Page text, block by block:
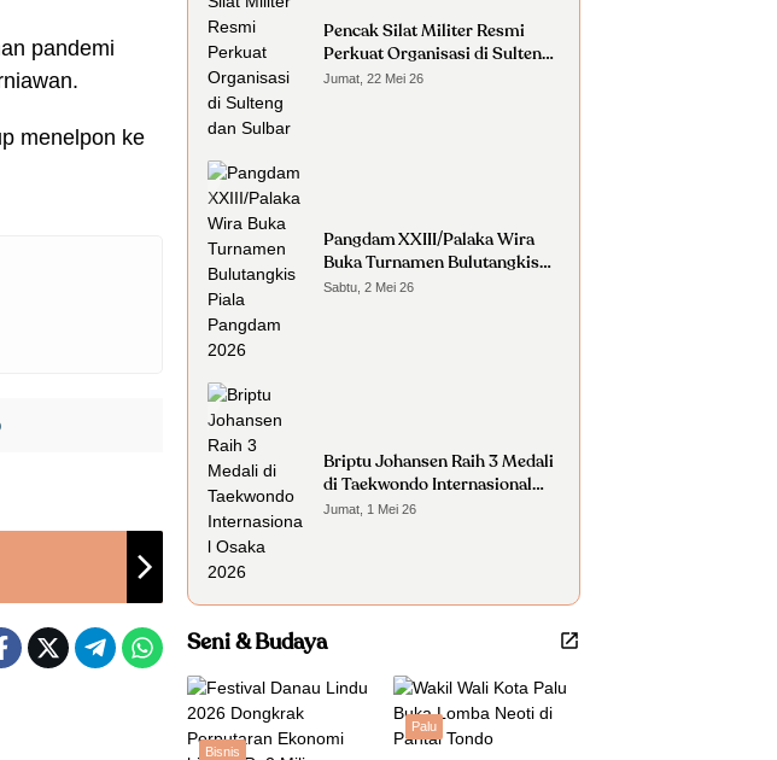
pandemi
menelpon ke
Pencak Silat Militer Resmi
Perkuat Organisasi di Sulteng
dan Sulbar
Jumat, 22 Mei 26
Pangdam XXIII/Palaka Wira
Buka Turnamen Bulutangkis
Piala Pangdam 2026
Sabtu, 2 Mei 26
Briptu Johansen Raih 3 Medali
di Taekwondo Internasional
Osaka 2026
Jumat, 1 Mei 26
Seni & Budaya
Bisnis
Palu